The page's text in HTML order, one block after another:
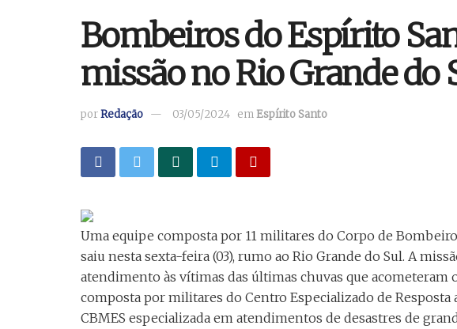
Bombeiros do Espírito
missão no Rio Grande do
porRedação 03/05/2024 emEspírito Santo
Uma equipe composta por 11 militares do Corpo de
saiu nesta sexta-feira (03), rumo ao Rio Grande do Sul. A
atendimento às vítimas das últimas chuvas que acometeram
composta por militares do Centro Especializado de Resposta
CBMES especializada em atendimentos de desastres de